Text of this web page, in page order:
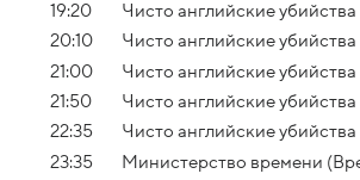
19:20
Чисто английские
20:10
Чисто английские
21:00
Чисто английские
21:50
Чисто английские
22:35
Чисто английские
23:35
Министерство времени